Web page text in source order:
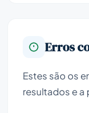
Erros
Estes são os
resultados e a